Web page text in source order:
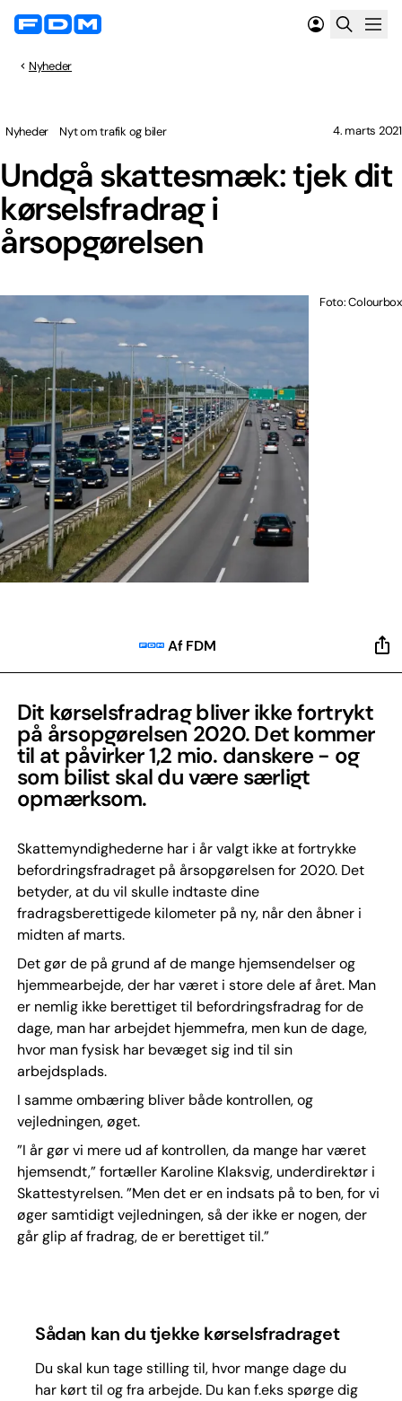
Nyheder
Undgå skattesmæk: tjek dit
kørselsfradrag i
årsopgørelsen
Nyheder Nyt om trafik og biler 4. marts 2021
Foto: Colourbox
Af FDM
Dit kørselsfradrag bliver ikke fortrykt
på årsopgørelsen 2020. Det kommer
til at påvirker 1,2 mio. danskere - og
som bilist skal du være særligt
opmærksom.
Skattemyndighederne har i år valgt ikke at fortrykke
befordringsfradraget på årsopgørelsen for 2020. Det
betyder, at du vil skulle indtaste dine
fradragsberettigede kilometer på ny, når den åbner i
midten af marts.
Det gør de på grund af de mange hjemsendelser og
hjemmearbejde, der har været i store dele af året. Man
er nemlig ikke berettiget til befordringsfradrag for de
dage, man har arbejdet hjemmefra, men kun de dage,
hvor man fysisk har bevæget sig ind til sin
arbejdsplads.
I samme ombæring bliver både kontrollen, og
vejledningen, øget.
”I år gør vi mere ud af kontrollen, da mange har været
hjemsendt,” fortæller Karoline Klaksvig, underdirektør i
Skattestyrelsen. ”Men det er en indsats på to ben, for vi
øger samtidigt vejledningen, så der ikke er nogen, der
går glip af fradrag, de er berettiget til.”
Sådan kan du tjekke kørselsfradraget
Du skal kun tage stilling til, hvor mange dage du
har kørt til og fra arbejde. Du kan f.eks spørge dig